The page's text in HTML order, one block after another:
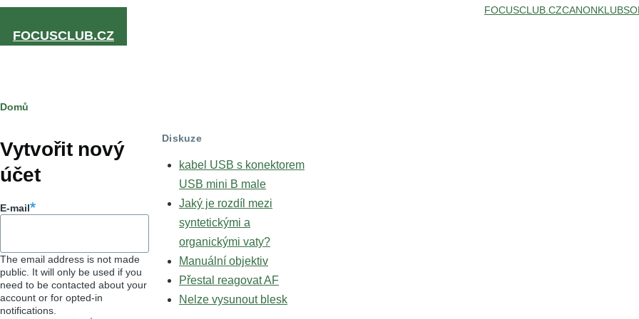
Přejít k hlavnímu obsahu
FOCUSCLUB.CZ
FOCUSCLUB.CZCANONKLUB
Hlavní
záložky
Drobečková
navigace
Domů
Vytvořit nový
účet
E-mail
The email address is not made
public. It will only be used if you
need to be contacted about your
account or for opted-in
notifications.
Diskuze
kabel USB s konektorem
USB mini B male
Jaký je rozdíl mezi
syntetickými a
organickými vaty?
Manuální objektiv
Přestal reagovat AF
Nelze vysunout blesk